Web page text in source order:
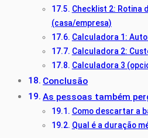
Checklist 2: Rotina
(casa/empresa)
Calculadora 1:
Calculadora 2:
Calculadora 3
Conclusão
As pessoas também
Como descartar a
Qual é a duração